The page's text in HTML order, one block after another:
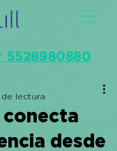
conecta
desde
de lectura